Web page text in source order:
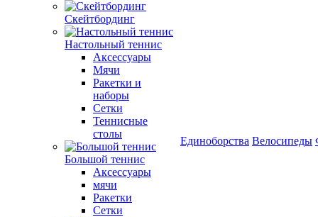
Скейтбординг
Настольный теннис
Аксессуары
Мячи
Ракетки и
наборы
Сетки
Теннисные
столы
Большой теннис
Аксессуары
мячи
Ракетки
Сетки
Единоборства Велосипеды